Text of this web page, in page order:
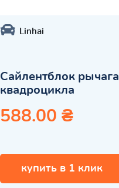
Linhai
Сайлентблок рычага
квадроцикла
588.00 ₴
купить в 1 клик